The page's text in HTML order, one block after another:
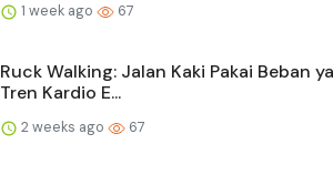
1 week ago 67
Ruck Walking: Jalan Kaki Pakai Beban
Tren Kardio E...
2 weeks ago 67